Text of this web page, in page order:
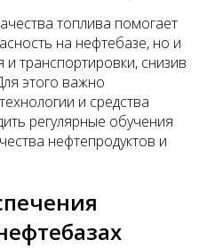
топлива помогает
на нефтебазе, но и
транспортировки, снизив
этого важно
и средства
регулярные обучения
нефтепродуктов и